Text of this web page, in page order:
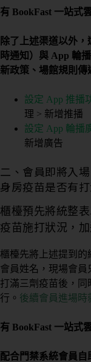
有 BookFast 一站式
除了上述渠道以外
時通知）與 App 輪
新政策、場館規則傳
設定 App 推播
理 > 新增推播
設定 App 輪播
新增廣告
二、會員即將入
身房疫苗是否有打
櫃檯預先將統整
疫苗施打狀況，
櫃檯先將上述提到
會員姓名，現場會
打滿三劑疫苗後，
行。 後續會員進場時
有 BookFast 一站式
配合門禁系統會員